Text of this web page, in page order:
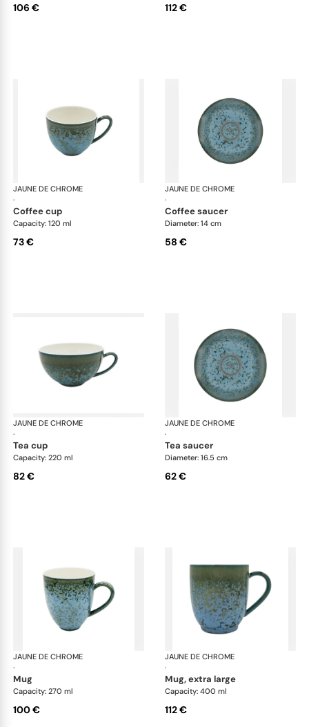
106 € 112 €
JAUNE DE CHROME
·
Nymphéa
coffee cup
Capacity: 120 ml
73 €
JAUNE DE CHROME
·
coffee saucer
Diameter: 14 cm
58 €
JAUNE DE CHROME
·
Nymphéa
tea cup
Capacity: 220 ml
82 €
JAUNE DE CHROME
·
tea saucer
Diameter: 16.5 cm
62 €
JAUNE DE CHROME
·
Nymphéa
mug
Capacity: 270 ml
100 €
JAUNE DE CHROME
·
mug, extra large
Capacity: 400 ml
112 €